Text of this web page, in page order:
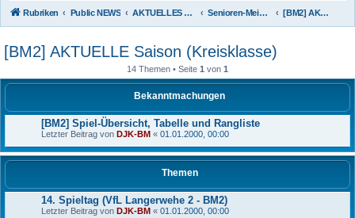
Rubriken Public NEWS AKTUELLES von der DJK Bergheim Senioren-Meisterschafts-Liga und Turniere [BM2] AKTUELLE Saison (Kreisklasse)
[BM2] AKTUELLE Saison (Kreisklasse)
14 Themen • Seite 1 von 1
Bekanntmachungen
[BM2] Spiel-Übersicht, Tabelle und Rangliste
Letzter Beitrag von DJK-BM « 01.01.2000, 00:00
Themen
14. Spieltag (VfL Langerwehe 2 - BM2)
Letzter Beitrag von DJK-BM « 01.01.2000, 00:00